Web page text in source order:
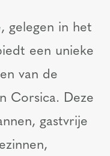
gelegen in het
een unieke
van de
Corsica. Deze
gastvrije